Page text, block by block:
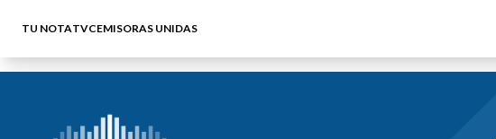
TU NOTATVCEMISORAS UNIDAS